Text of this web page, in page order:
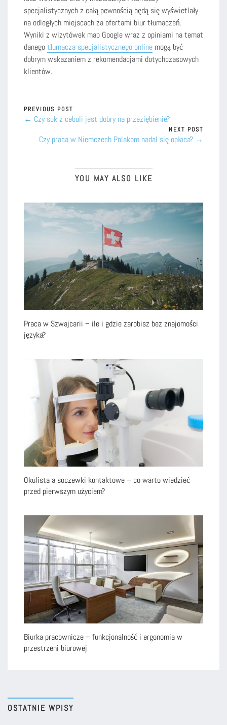
specjalistycznych z całą pewnością będą się wyświetlały
na odległych miejscach za ofertami biur tłumaczeń.
Wyniki z wizytówek map Google wraz z opiniami na temat
danegotłumacza specjalistycznego online mogą być
dobrym wskazaniem z rekomendacjami dotychczasowych
klientów.
PREVIOUS POST
← Czy sok z cebuli jest dobry na przeziębienie?
NEXT POST
Czy praca w Niemczech Polakom nadal się opłaca? →
YOU MAY ALSO LIKE
Praca w Szwajcarii – ile i gdzie zarobisz bez znajomości
języka?
Okulista a soczewki kontaktowe – co warto wiedzieć
przed pierwszym użyciem?
Biurka pracownicze – funkcjonalność i ergonomia w
przestrzeni biurowej
OSTATNIE WPISY